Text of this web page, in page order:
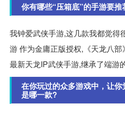
你有哪些“压箱底”的手游要推
我钟爱武侠手游,这几款我都觉得
游 作为金庸正版授权,《天龙八
最新天龙IP武侠手游,继承了端游
在你玩过的众多游戏中，让
是哪一款?